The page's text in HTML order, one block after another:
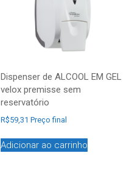
Dispenser de ALCOOL EM GEL
velox premisse sem
reservatório
R$59,31 Preço final
Adicionar ao carrinho